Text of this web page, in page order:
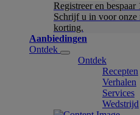
Registreer en bespaar
Schrijf u in voor onze
korting.
Aanbiedingen
Ontdek
Ontdek
Recepten
Verhalen
Services
Wedstrijd